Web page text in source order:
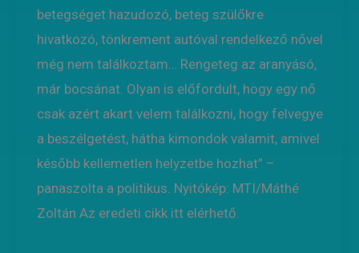
betegséget hazudozó, beteg szülőkre
hivatkozó, tönkrement autóval rendelkező nővel
még nem találkoztam… Rengeteg az aranyásó,
már bocsánat. Olyan is előfordult, hogy egy nő
csak azért akart velem találkozni, hogy felvegye
a beszélgetést, hátha kimondok valamit, amivel
később kellemetlen helyzetbe hozhat” –
panaszolta a politikus. Nyitókép: MTI/Máthé
Zoltán Az eredeti cikk itt elérhető.